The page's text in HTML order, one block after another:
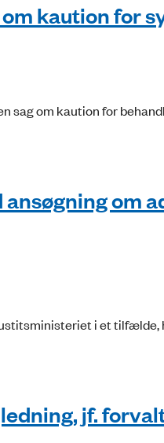
kaution for
sag om kaution for
om
i et
jf.